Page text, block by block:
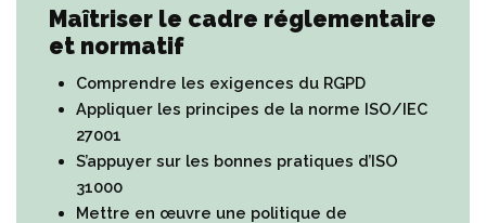
Maîtriser le cadre réglementaire
et normatif
Comprendre les exigences du RGPD
Appliquer les principes de la norme ISO/IEC
27001
S’appuyer sur les bonnes pratiques d’ISO
31000
Mettre en œuvre une politique de